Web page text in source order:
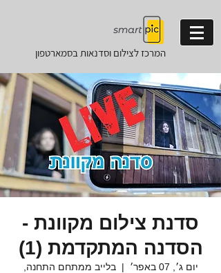
המרכז לצילום וסדנאותבסמארטפון
סדנת צילום מקוונת -
הסדנה המתקדמת (1)
יום ג׳, 07 באפר׳
  |
בלייב ממתחם התחנה,